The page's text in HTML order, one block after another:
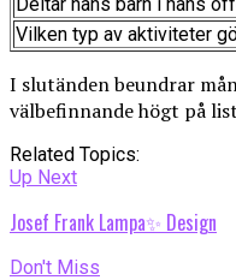
Vilken typ av aktiviteter
I slutänden beundrar
välbefinnande högt på
Related Topics:
Up Next
Josef Frank Lampa✨ Design
Don't Miss